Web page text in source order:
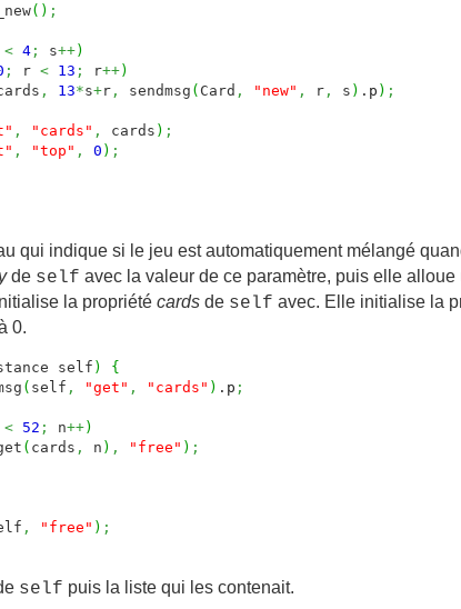
( ) ;
< 4 ; s++)
; r < 13 ; r++)
, 13*s+r , sendmsg ( Card , "new" , r , s ) . p ) ;
, "cards" , cards ) ;
, "top" , 0 ) ;
qui indique si le jeu est automatiquement mélangé
de self avec la valeur de ce paramètre, puis elle
la propriété cards de self avec. Elle initialise la
0.
self )
{
( self , "get" , "cards" ) . p ;
< 52 ; n++)
( cards , n ) , "free" ) ;
, "free" ) ;
self puis la liste qui les contenait.